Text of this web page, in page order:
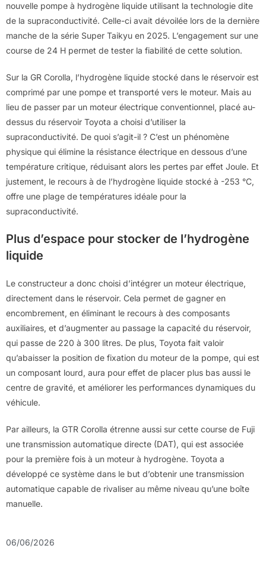
nouvelle pompe à hydrogène liquide utilisant la technologie dite
de la supraconductivité. Celle-ci avait dévoilée lors de la dernière
manche de la série Super Taikyu en 2025. L’engagement sur une
course de 24 H permet de tester la fiabilité de cette solution.
Sur la GR Corolla, l’hydrogène liquide stocké dans le réservoir est
comprimé par une pompe et transporté vers le moteur. Mais au
lieu de passer par un moteur électrique conventionnel, placé au-
dessus du réservoir Toyota a choisi d’utiliser la
supraconductivité. De quoi s’agit-il ? C’est un phénomène
physique qui élimine la résistance électrique en dessous d’une
température critique, réduisant alors les pertes par effet Joule. Et
justement, le recours à de l’hydrogène liquide stocké à -253 °C,
offre une plage de températures idéale pour la
supraconductivité.
Plus d’espace pour stocker de l’hydrogène
liquide
Le constructeur a donc choisi d’intégrer un moteur électrique,
directement dans le réservoir. Cela permet de gagner en
encombrement, en éliminant le recours à des composants
auxiliaires, et d’augmenter au passage la capacité du réservoir,
qui passe de 220 à 300 litres. De plus, Toyota fait valoir
qu’abaisser la position de fixation du moteur de la pompe, qui est
un composant lourd, aura pour effet de placer plus bas aussi le
centre de gravité, et améliorer les performances dynamiques du
véhicule.
Par ailleurs, la GTR Corolla étrenne aussi sur cette course de Fuji
une transmission automatique directe (DAT), qui est associée
pour la première fois à un moteur à hydrogène. Toyota a
développé ce système dans le but d’obtenir une transmission
automatique capable de rivaliser au même niveau qu’une boîte
manuelle.
06/06/2026